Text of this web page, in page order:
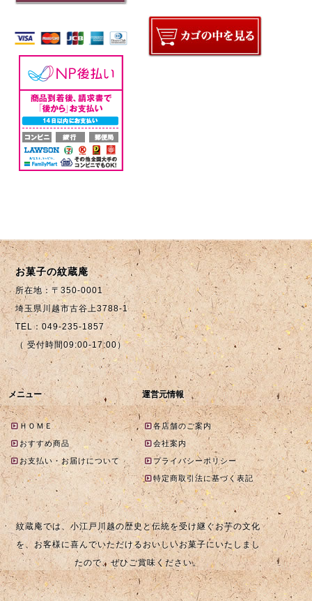
お菓子の紋蔵庵
所在地：〒350-0001
埼玉県川越市古谷上3788-1
TEL：049-235-1857
（ 受付時間09:00-17:00）
メニュー
ＨＯＭＥ
おすすめ商品
お支払い・お届けについて
運営元情報
各店舗のご案内
会社案内
プライバシーポリシー
特定商取引法に基づく表記
紋蔵庵では、小江戸川越の歴史と伝統を受け継ぐお芋の文化
を、お客様に喜んでいただけるおいしいお菓子にいたしまし
たので、ぜひご賞味ください。